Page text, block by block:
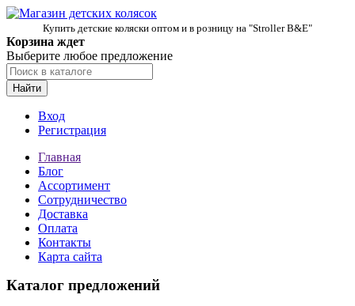
Купить детские коляски оптом и в розницу на "Stroller B&E"
Корзина ждет
Выберите любое предложение
Найти
Вход
Регистрация
Главная
Блог
Ассортимент
Сотрудничество
Доставка
Оплата
Контакты
Карта сайта
Каталог предложений